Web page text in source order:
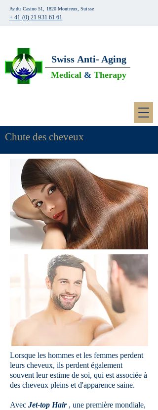
Av.du Casino 51, 1820 Montreux, Suisse
+ 41 (0) 21 931 61 61
Swiss Anti- Aging
Medical & Therapy
Chute des cheveux
Lorsque les hommes et les femmes perdent
leurs cheveux, ils perdent également
souvent leur estime de soi, qui est associée à
des cheveux pleins et d'apparence saine.
Avec Jet-top Hair , une première mondiale,